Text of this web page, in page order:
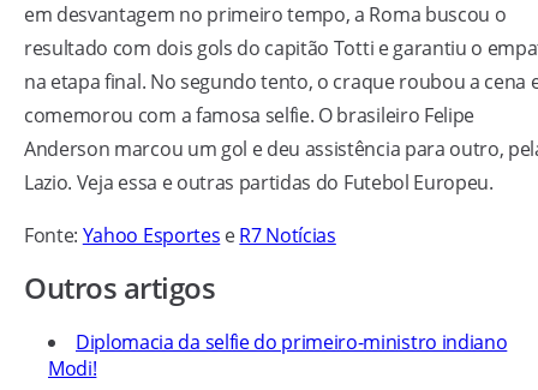
em desvantagem no primeiro tempo, a Roma buscou o
resultado com dois gols do capitão Totti e garantiu o
na etapa final. No segundo tento, o craque roubou a cena
comemorou com a famosa selfie. O brasileiro Felipe
Anderson marcou um gol e deu assistência para outro,
Lazio. Veja essa e outras partidas do Futebol Europeu.
Fonte: Yahoo Esportes eR7 Notícias
Outros artigos
Diplomacia da selfie do primeiro-ministro indiano
Modi!